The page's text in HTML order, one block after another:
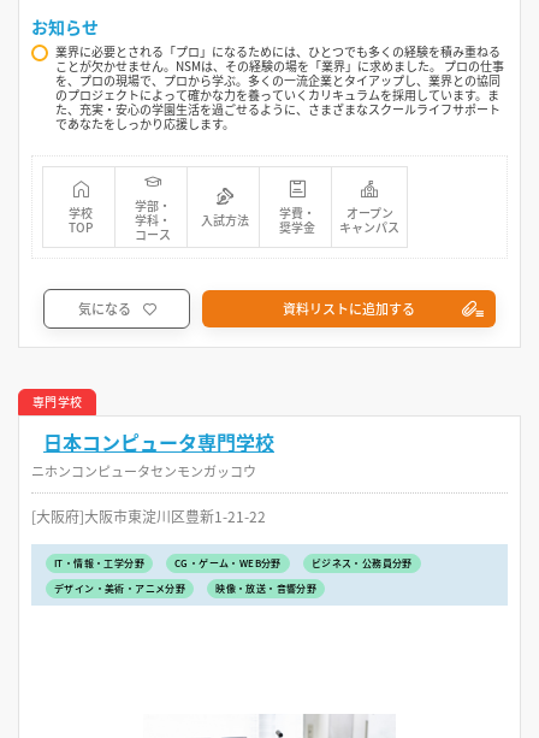
お知らせ
業界に必要とされる「プロ」になるためには、ひとつでも多くの経験を積み重ねる
ことが欠かせません。NSMは、その経験の場を「業界」に求めました。 プロの仕事
を、プロの現場で、プロから学ぶ。多くの一流企業とタイアップし、業界との協同
のプロジェクトによって確かな力を養っていくカリキュラムを採用しています。ま
た、充実・安心の学園生活を過ごせるように、さまざまなスクールライフサポート
であなたをしっかり応援します。
学校
TOP
学部・
学科・
コース
入試方法
学費・
奨学金
オープン
キャンパス
気になる 資料リストに追加する
専門学校
日本コンピュータ専門学校
ニホンコンピュータセンモンガッコウ
[大阪府]大阪市東淀川区豊新1-21-22
IT・情報・工学分野 CG・ゲーム・WEB分野
ビジネス・公務員分野
デザイン・美術・アニメ分野
映像・放送・音響分野